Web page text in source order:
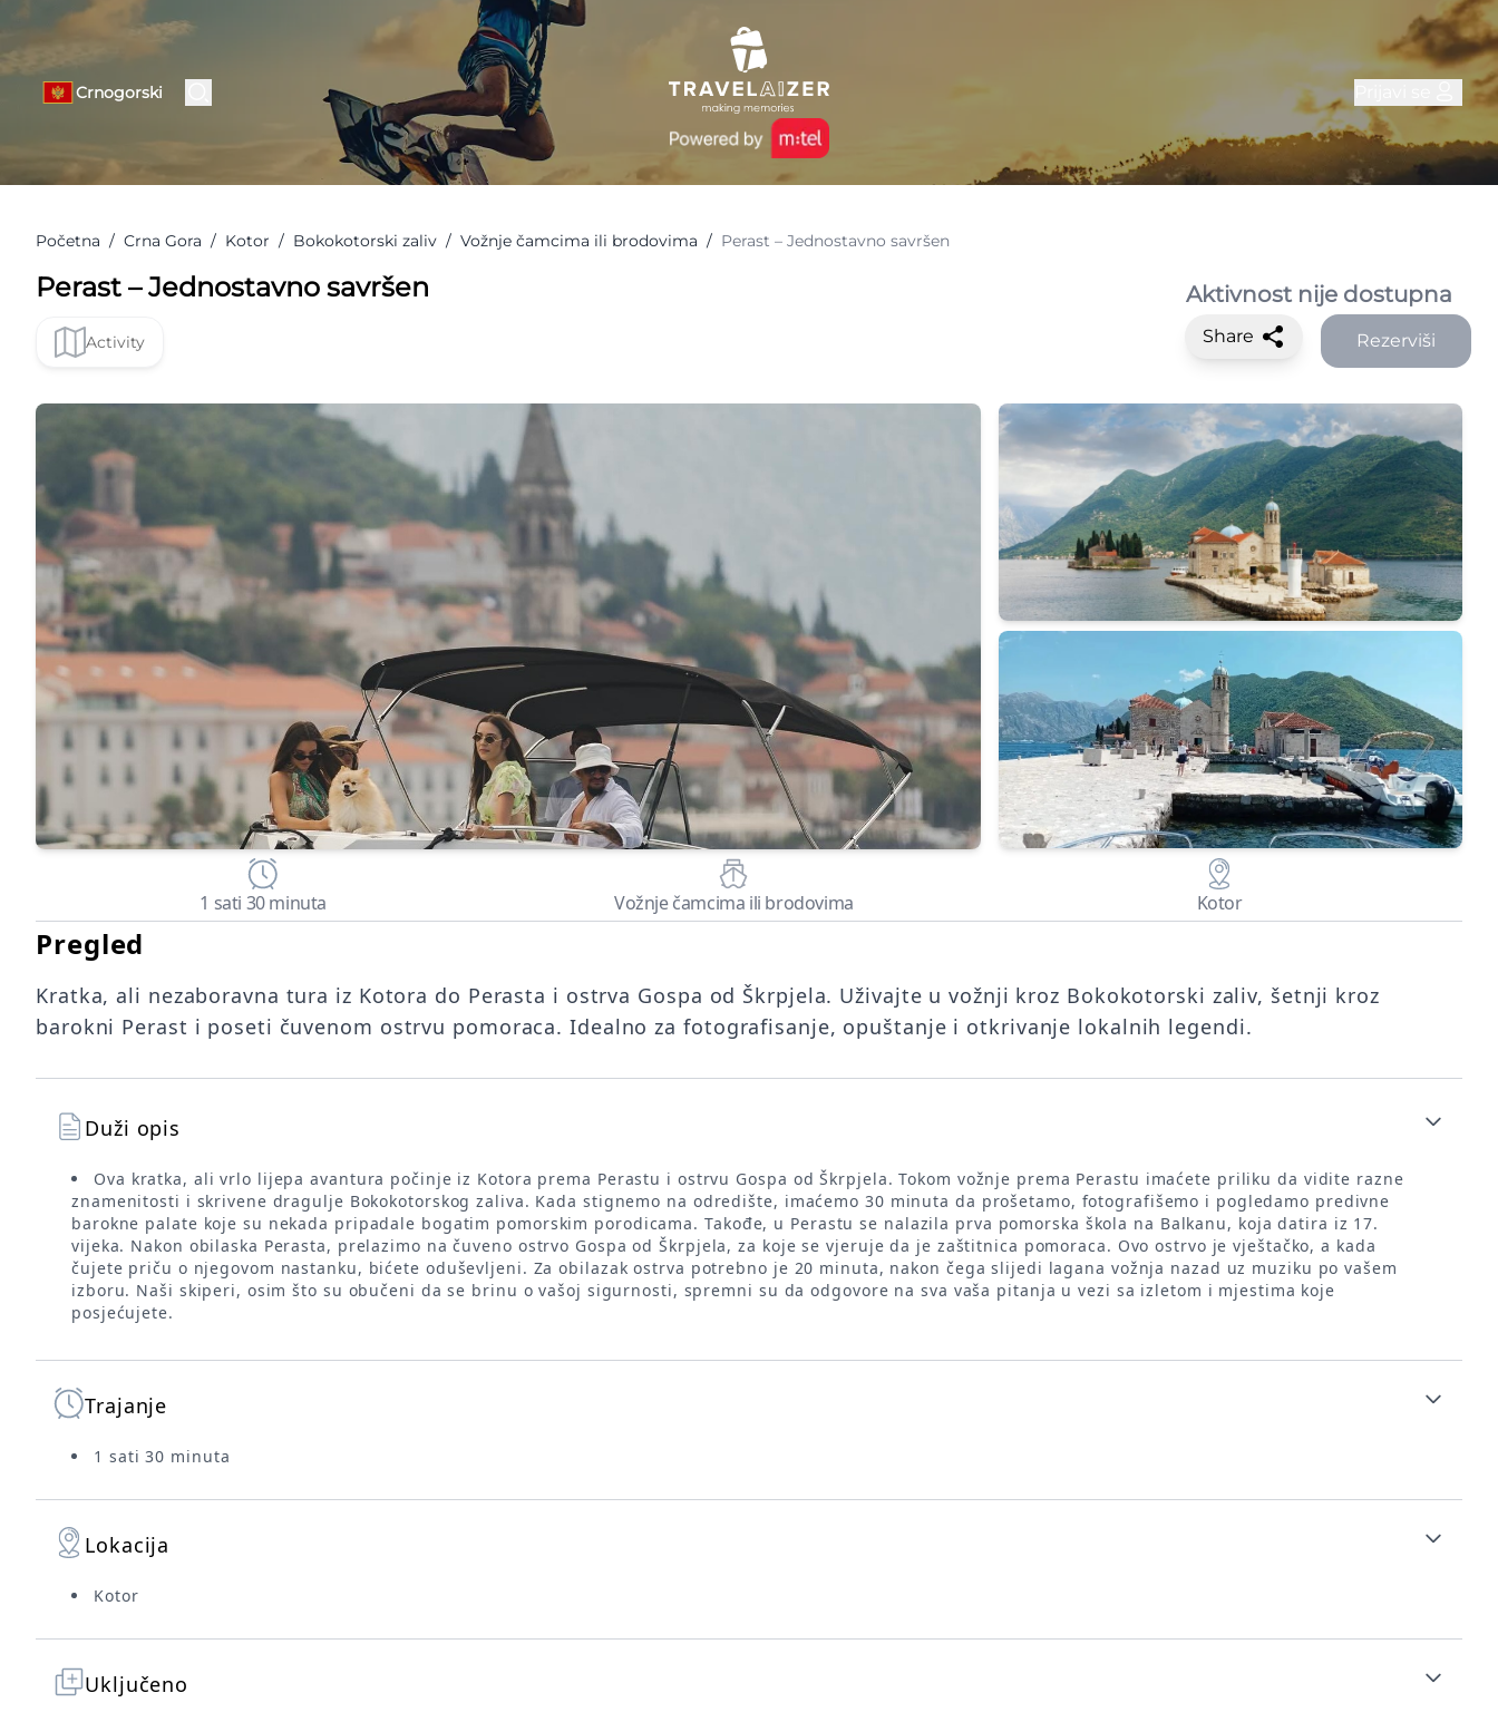
Crnogorski Prijavi se
Početna / Crna Gora / Kotor / Bokokotorski zaliv / Vožnje čamcima ili brodovima / Perast – Jednostavno savršen
Perast – Jednostavno savršen
Activity
Aktivnost nije dostupna
Share Rezerviši
1 sati 30 minuta Vožnje čamcima ili brodovima Kotor
Pregled
Kratka, ali nezaboravna tura iz Kotora do Perasta i ostrva Gospa od Škrpjela. Uživajte u vožnji kroz Bokokotorski zaliv, šetnji kroz
barokni Perast i poseti čuvenom ostrvu pomoraca. Idealno za fotografisanje, opuštanje i otkrivanje lokalnih legendi.
Duži opis
Ova kratka, ali vrlo lijepa avantura počinje iz Kotora prema Perastu i ostrvu Gospa od Škrpjela. Tokom vožnje prema Perastu imaćete priliku da vidite razne
znamenitosti i skrivene dragulje Bokokotorskog zaliva. Kada stignemo na odredište, imaćemo 30 minuta da prošetamo, fotografišemo i pogledamo predivne
barokne palate koje su nekada pripadale bogatim pomorskim porodicama. Takođe, u Perastu se nalazila prva pomorska škola na Balkanu, koja datira iz 17.
vijeka. Nakon obilaska Perasta, prelazimo na čuveno ostrvo Gospa od Škrpjela, za koje se vjeruje da je zaštitnica pomoraca. Ovo ostrvo je vještačko, a kada
čujete priču o njegovom nastanku, bićete oduševljeni. Za obilazak ostrva potrebno je 20 minuta, nakon čega slijedi lagana vožnja nazad uz muziku po vašem
izboru. Naši skiperi, osim što su obučeni da se brinu o vašoj sigurnosti, spremni su da odgovore na sva vaša pitanja u vezi sa izletom i mjestima koje
posjećujete.
Trajanje
1 sati 30 minuta
Lokacija
Kotor
Uključeno